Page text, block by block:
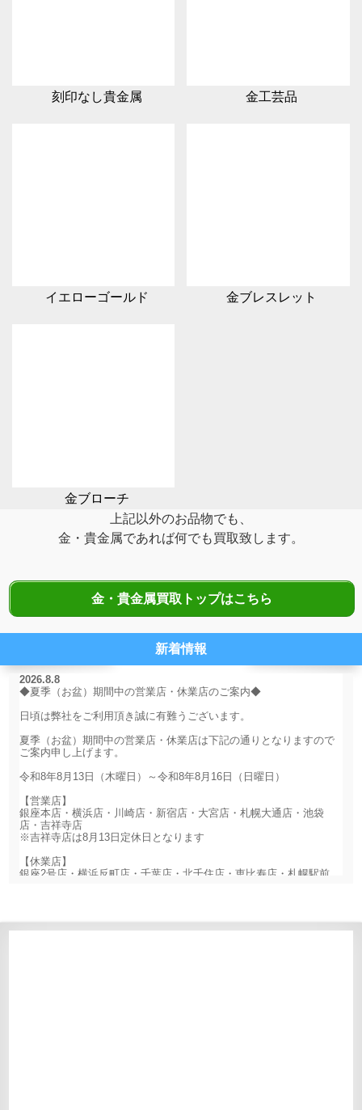
刻印なし貴金属 金工芸品
イエローゴールド 金ブレスレット
金ブローチ
上記以外のお品物でも、
金・貴金属であれば何でも買取致します。
金・貴金属買取トップはこちら
新着情報